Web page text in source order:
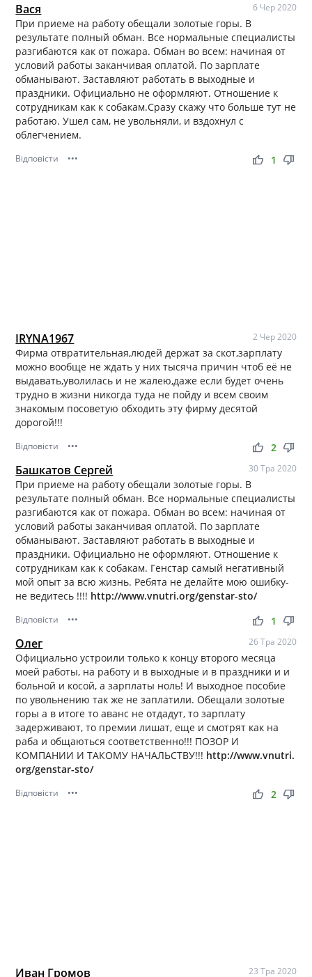
Вася 6 Чер 2020
При приеме на работу обещали золотые горы. В
результате полный обман. Все нормальные специалисты
разгибаются как от пожара. Обман во всем: начиная от
условий работы заканчивая оплатой. По зарплате
обманывают. Заставляют работать в выходные и
праздники. Официально не оформляют. Отношение к
сотрудникам как к собакам.Сразу скажу что больше тут не
работаю. Ушел сам, не увольняли, и вздохнул с
облегчением.
Відповісти ••• thumb_up thumb_down
1
IRYNA1967 2 Чер 2020
Фирма отвратительная,людей держат за скот,зарплату
можно вообще не ждать у них тысяча причин чтоб её не
выдавать,уволилась и не жалею,даже если будет очень
трудно в жизни никогда туда не пойду и всем своим
знакомым посоветую обходить эту фирму десятой
дорогой!!!
Відповісти ••• thumb_up thumb_down
2
Башкатов Сергей 30 Тра 2020
При приеме на работу обещали золотые горы. В
результате полный обман. Все нормальные специалисты
разгибаются как от пожара. Обман во всем: начиная от
условий работы заканчивая оплатой. По зарплате
обманывают. Заставляют работать в выходные и
праздники. Официально не оформляют. Отношение к
сотрудникам как к собакам. Генстар самый негативный
мой опыт за всю жизнь. Ребята не делайте мою ошибку-
не ведитесь !!!! http://www.vnutri.org/genstar-sto/
Відповісти ••• thumb_up thumb_down
1
Олег 26 Тра 2020
Официально устроили только к концу второго месяца
моей работы, на работу и в выходные и в праздники и и
больной и косой, а зарплаты ноль! И выходное пособие
по увольнению так же не заплатили. Обещали золотые
горы а в итоге то аванс не отдадут, то зарплату
задерживают, то премии лишат, еще и смотрят как на
раба и общаються соответственно!!! ПОЗОР И
КОМПАНИИ И ТАКОМУ НАЧАЛЬСТВУ!!! http://www.vnutri.
org/genstar-sto/
Відповісти ••• thumb_up thumb_down
2
Иван Громов 23 Тра 2020